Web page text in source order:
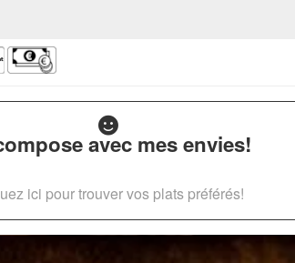
avec mes envies!
ici pour trouver vos plats préférés!